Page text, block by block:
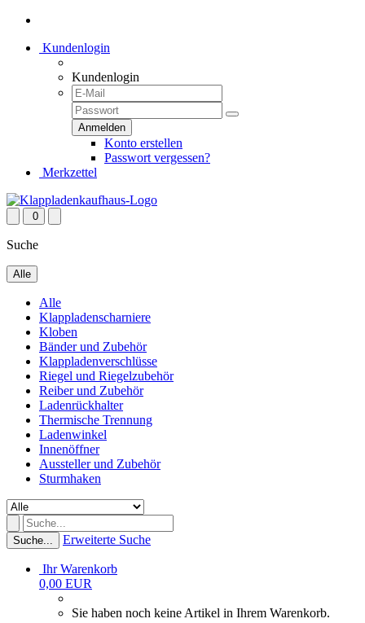
Kundenlogin
Kundenlogin
Konto erstellen
Passwort vergessen?
Merkzettel
0
Suche
Alle
Alle
Klappladenscharniere
Kloben
Bänder und Zubehör
Klappladenverschlüsse
Riegel und Riegelzubehör
Reiber und Zubehör
Ladenrückhalter
Thermische Trennung
Ladenwinkel
Innenöffner
Aussteller und Zubehör
Sturmhaken
Suche... Erweiterte Suche
Ihr Warenkorb
0,00 EUR
Sie haben noch keine Artikel in Ihrem Warenkorb.